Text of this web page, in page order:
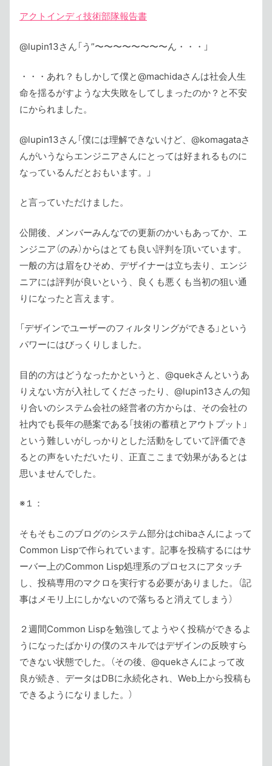
アクトインディ技術部隊報告書
@lupin13さん「う”〜〜〜〜〜〜〜〜ん・・・」
・・・あれ？もしかして僕と@machidaさんは社会人生
命を揺るがすような大失敗をしてしまったのか？と不安
にかられました。
@lupin13さん「僕には理解できないけど、@komagataさ
んがいうならエンジニアさんにとっては好まれるものに
なっているんだとおもいます。」
と言っていただけました。
公開後、メンバーみんなでの更新のかいもあってか、エ
ンジニア（のみ）からはとても良い評判を頂いています。
一般の方は眉をひそめ、デザイナーは立ち去り、エンジ
ニアには評判が良いという、良くも悪くも当初の狙い通
りになったと言えます。
「デザインでユーザーのフィルタリングができる」という
パワーにはびっくりしました。
目的の方はどうなったかというと、@quekさんというあ
りえない方が入社してくださったり、@lupin13さんの知
り合いのシステム会社の経営者の方からは、その会社の
社内でも長年の懸案である「技術の蓄積とアウトプット」
という難しいがしっかりとした活動をしていて評価でき
るとの声をいただいたり、正直ここまで効果があるとは
思いませんでした。
※１：
そもそもこのブログのシステム部分はchibaさんによって
Common Lispで作られています。記事を投稿するにはサ
ーバー上のCommon Lisp処理系のプロセスにアタッチ
し、投稿専用のマクロを実行する必要がありました。（記
事はメモリ上にしかないので落ちると消えてしまう）
２週間Common Lispを勉強してようやく投稿ができるよ
うになったばかりの僕のスキルではデザインの反映すら
できない状態でした。（その後、@quekさんによって改
良が続き、データはDBに永続化され、Web上から投稿も
できるようになりました。）